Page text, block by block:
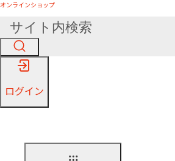
オンラインショップ
ログイン